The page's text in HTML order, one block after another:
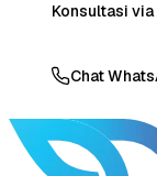
Konsultasi
Chat